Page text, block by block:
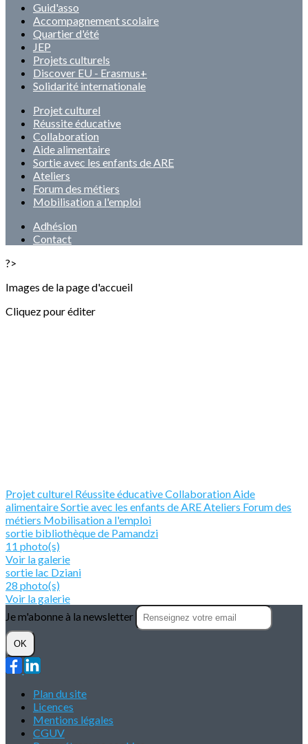
Guid'asso
Accompagnement scolaire
Quartier d'été
JEP
Projets culturels
Discover EU - Erasmus+
Solidarité internationale
Projet culturel
Réussite éducative
Collaboration
Aide alimentaire
Sortie avec les enfants de ARE
Ateliers
Forum des métiers
Mobilisation a l'emploi
Adhésion
Contact
?>
Images de la page d'accueil
Cliquez pour éditer
Projet culturel Réussite éducativeCollaborationAide
alimentaireSortie avec les enfants de AREAteliers Forum des
métiers Mobilisation a l'emploi
sortie bibliothèque de Pamandzi
11 photo(s)
Voir la galerie
sortie lac Dziani
28 photo(s)
Voir la galerie
Je m'abonne à la newsletter
OK
Plan du site
Licences
Mentions légales
CGUV